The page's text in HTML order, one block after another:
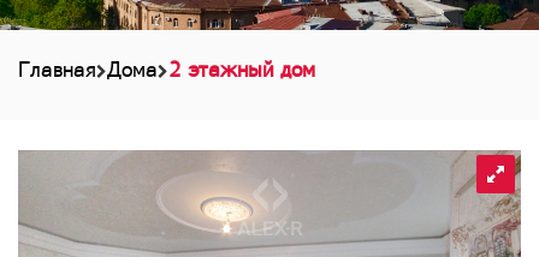
Главная Дома 2 этажный дом